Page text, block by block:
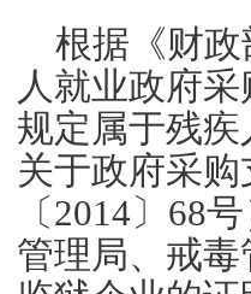
根据《财
人就业政府
规定属于残
关于政府采
〔2014〕68
管理局、戒